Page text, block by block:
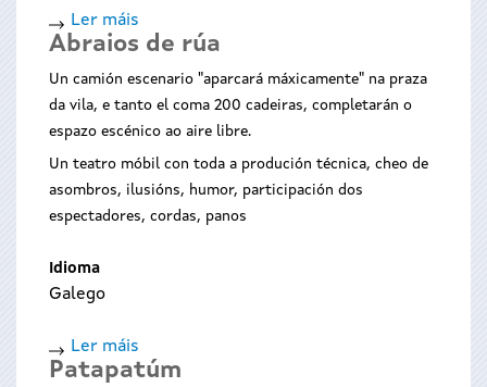
Ler máis
de
Falo
porque
me
Abraios de rúa
Un camión escenario "aparcará máxicamente" na praza
da vila, e tanto el coma 200 cadeiras, completarán o
espazo escénico ao aire libre.
Un teatro móbil con toda a produción técnica, cheo de
asombros, ilusións, humor, participación dos
espectadores, cordas, panos
Idioma
Galego
Ler máis
de
Patapatúm